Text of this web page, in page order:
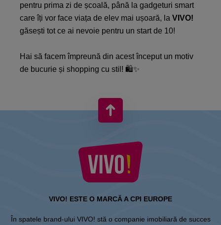
pentru prima zi de școală, până la gadgeturi smart
care îți vor face viața de elev mai ușoară, la VIVO!
găsești tot ce ai nevoie pentru un start de 10! ​
Hai să facem împreună din acest început un motiv
de bucurie și shopping cu stil! 🛍️✨
VIVO! ESTE O MARCĂ A CPI EUROPE
În spatele brand-ului VIVO! stă o companie imobiliară de succes